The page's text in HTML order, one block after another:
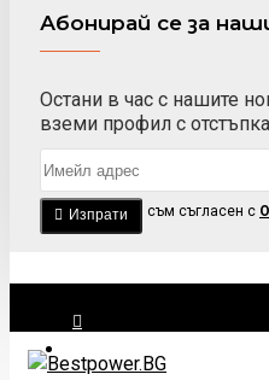
Абонирай се за
Остани в час с нашите
вземи профил с
Изпрати
Прочетох и съм съгласен с